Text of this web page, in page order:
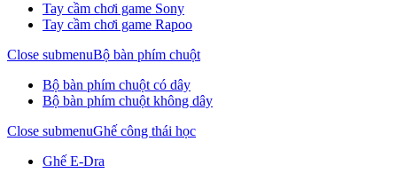
Tay cầm chơi game Sony
Tay cầm chơi game Rapoo
Close submenuBộ bàn phím chuột
Bộ bàn phím chuột có dây
Bộ bàn phím chuột không dây
Close submenuGhế công thái học
Ghế E-Dra